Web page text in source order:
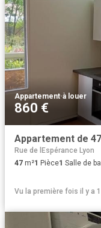
Appartement·à louer
860 €
Appartement de
Rue de lEspérance Lyon
47 m²1 Pièce1 Salle de
Vu la première fois il y a